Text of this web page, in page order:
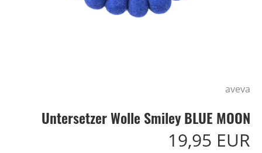
aveva
Untersetzer Wolle Smiley BLUE MOON
19,95 EUR